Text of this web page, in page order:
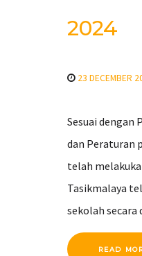
2024
23 DECEMBER
Sesuai dengan
dan Peraturan
telah
Tasikmalaya
sekolah
READ